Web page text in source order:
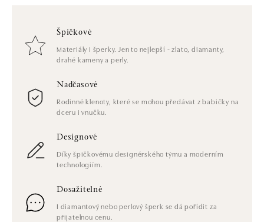
Špičkové
Materiály i šperky. Jen to nejlepší - zlato, diamanty,
drahé kameny a perly.
Nadčasové
Rodinné klenoty, které se mohou předávat z babičky na
dceru i vnučku.
Designové
Díky špičkovému designérského týmu a moderním
technologiím.
Dosažitelné
I diamantový nebo perlový šperk se dá pořídit za
přijatelnou cenu.